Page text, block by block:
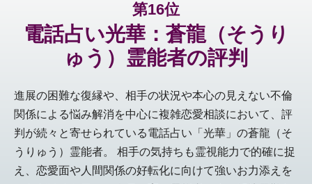
第16位
電話占い光華：蒼龍（そうり
ゅう）霊能者の評判
進展の困難な復縁や、相手の状況や本心の見えない不倫
関係による悩み解消を中心に複雑恋愛相談において、評
判が続々と寄せられている電話占い「光華」の蒼龍（そ
うりゅう）霊能者。 相手の気持ちも霊視能力で的確に捉
え、恋愛面や人間関係の好転化に向けて強いお力添えを